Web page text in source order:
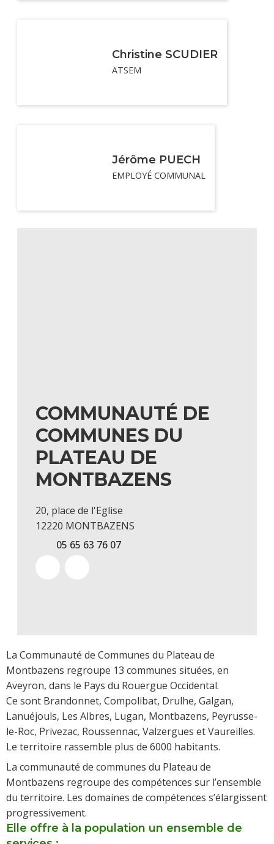
Christine SCUDIER
ATSEM
Jérôme PUECH
EMPLOYÉ COMMUNAL
COMMUNAUTÉ DE
COMMUNES DU
PLATEAU DE
MONTBAZENS
20, place de l'Eglise
12220 MONTBAZENS
05 65 63 76 07
La Communauté de Communes du Plateau de
Montbazens regroupe 13 communes situées, en
Aveyron, dans le Pays du Rouergue Occidental.
Ce sont Brandonnet, Compolibat, Drulhe, Galgan,
Lanuéjouls, Les Albres, Lugan, Montbazens, Peyrusse-
le-Roc, Privezac, Roussennac, Valzergues et Vaureilles.
Le territoire rassemble plus de 6000 habitants.
La communauté de communes du Plateau de
Montbazens regroupe des compétences sur l’ensemble
du territoire. Les domaines de compétences s’élargissent
progressivement.
Elle offre à la population un ensemble de